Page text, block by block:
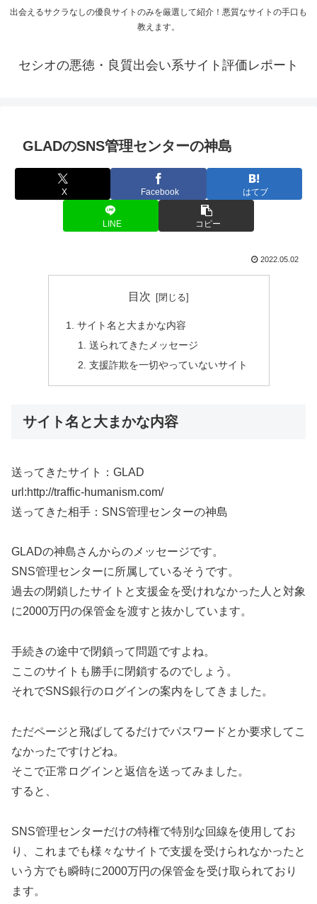
出会えるサクラなしの優良サイトのみを厳選して紹介！悪質なサイトの手口も
教えます。
セシオの悪徳・良質出会い系サイト評価レポート
GLADのSNS管理センターの神島
X Facebook はてブ
LINE コピー
2022.05.02
目次
サイト名と大まかな内容
送られてきたメッセージ
支援詐欺を一切やっていないサイト
サイト名と大まかな内容
送ってきたサイト：GLAD
url:http://traffic-humanism.com/
送ってきた相手：SNS管理センターの神島
GLADの神島さんからのメッセージです。
SNS管理センターに所属しているそうです。
過去の閉鎖したサイトと支援金を受けれなかった人と対象
に2000万円の保管金を渡すと抜かしています。
手続きの途中で閉鎖って問題ですよね。
ここのサイトも勝手に閉鎖するのでしょう。
それでSNS銀行のログインの案内をしてきました。
ただページと飛ばしてるだけでパスワードとか要求してこ
なかったですけどね。
そこで正常ログインと返信を送ってみました。
すると、
SNS管理センターだけの特権で特別な回線を使用してお
り、これまでも様々なサイトで支援を受けられなかったと
いう方でも瞬時に2000万円の保管金を受け取られており
ます。